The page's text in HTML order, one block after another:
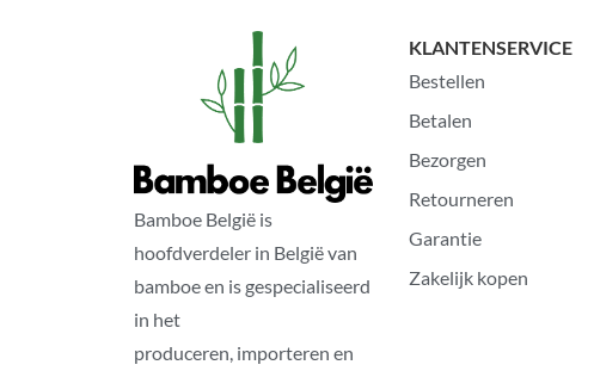
Bamboe België is
hoofdverdeler in België van
bamboe en is gespecialiseerd
in het
produceren, importeren en
KLANTENSERVICE
Bestellen
Betalen
Bezorgen
Retourneren
Garantie
Zakelijk kopen